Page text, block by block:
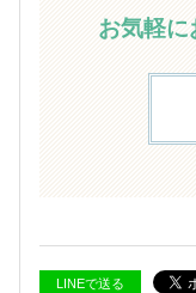
お気軽に
LINEで送る